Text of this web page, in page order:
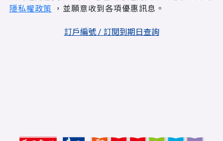
隱私權政策 ，並願意收到各項優惠訊息。
訂戶編號 / 訂閱到期日查詢